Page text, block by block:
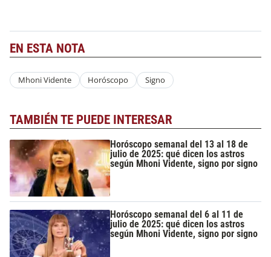
EN ESTA NOTA
Mhoni Vidente Horóscopo Signo
TAMBIÉN TE PUEDE INTERESAR
Horóscopo semanal del 13 al 18 de
julio de 2025: qué dicen los astros
según Mhoni Vidente, signo por signo
Horóscopo semanal del 6 al 11 de
julio de 2025: qué dicen los astros
según Mhoni Vidente, signo por signo